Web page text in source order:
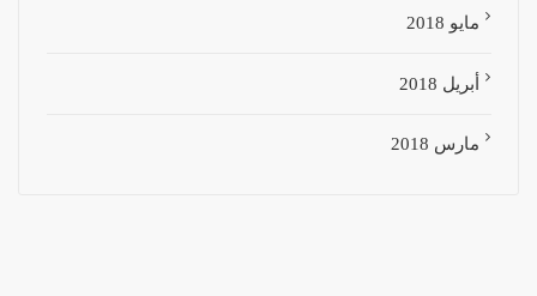
مايو 2018
أبريل 2018
مارس 2018